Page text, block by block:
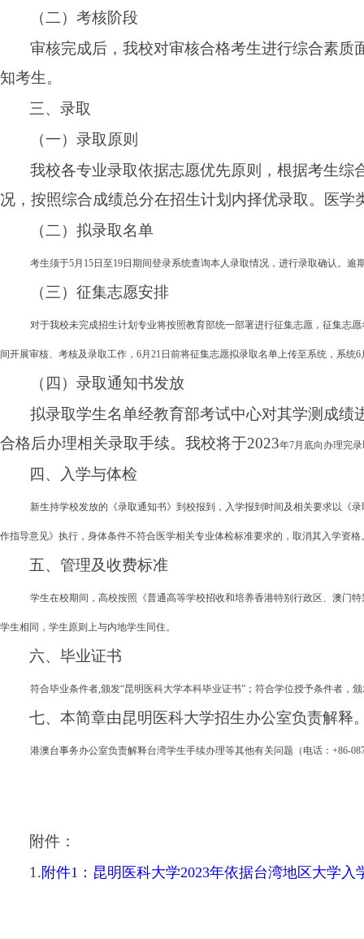
（二）考核阶段
审核完成后，我校对审核合格考生进行综合素
知考生。
三、录取
（一）录取原则
我校各专业录取依据志愿优先原则，根据考生综
况，按照综合成绩总分在招生计划内择优录取。
医学
（二）拟录取名单
考生须于5月15日至19日期间登录系统查询本人录取情况，进行录取确认。
（三）征集志愿安排
对于我校未完成招生计划专业将按照教育部统一部署进行征集志愿，征集志
间开展审核、考核及录取工作，6月21日前将征集志愿拟录取名单上传至系统，系
（四）录取通知书发放
拟录取学生名单经教育部考试中心对其学测成
合格后办理相关录取手续。我校将于2023年7月底向办理完
四、入学与体检
新生持学校发放的《录取通知书》到校报到，入学报到时间及相关要求以《
作指导意见》执行，身体条件不符合医学相关专业体检标准要求的，取消其入学资格
五、 管理及收费标准
学生在校期间，高校按照《普通高等学校招收和培养香港特别行政区、澳门
学生相同，学生原则上与内地学生同住。
六、毕业证书
符合毕业条件者,颁发“昆明医科大学本科毕业证书”；符合学位授予条件者，
七、本简章由昆明医科大学招生办公室负责解释
港澳台事务办公室负责解释台湾学生手续办理等其他有关问题（电话：+86-
附件：
1. 附件1：昆明医科大学2023年依据台湾地区大学